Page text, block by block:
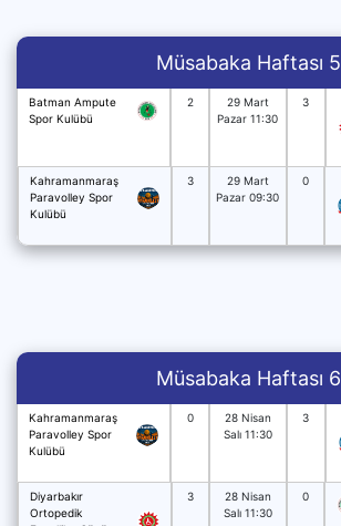
Müsabaka Haftası 5
Batman Ampute
Spor Kulübü
2
29 Mart
Pazar 11:30
3
Kahramanmaraş
Paravolley Spor
Kulübü
3
29 Mart
Pazar 09:30
0
Müsabaka Haftası 6
Kahramanmaraş
Paravolley Spor
Kulübü
0
28 Nisan
Salı 11:30
3
Diyarbakır
Ortopedik
3
28 Nisan
Salı 11:30
0